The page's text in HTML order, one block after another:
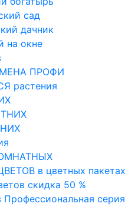
сад
дачник
на окне
ПРОФИ
растения
в цветных пакетах
скидка 50 %
серия